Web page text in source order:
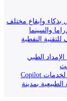
والسينما
النفطية
الطبي
بمدينة